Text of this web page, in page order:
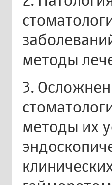
методы
3.
методы их